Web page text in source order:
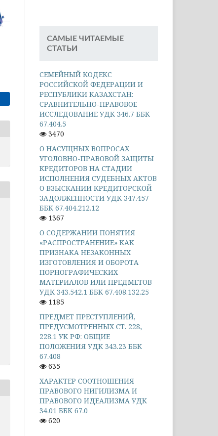
САМЫЕ ЧИТАЕМЫЕ
СТАТЬИ
СЕМЕЙНЫЙ КОДЕКС
РОССИЙСКОЙ ФЕДЕРАЦИИ И
РЕСПУБЛИКИ КАЗАХСТАН:
СРАВНИТЕЛЬНО-ПРАВОВОЕ
ИССЛЕДОВАНИЕ УДК 346.7 ББК
67.404.5
3470
О НАСУЩНЫХ ВОПРОСАХ
УГОЛОВНО-ПРАВОВОЙ ЗАЩИТЫ
КРЕДИТОРОВ НА СТАДИИ
ИСПОЛНЕНИЯ СУДЕБНЫХ АКТОВ
О ВЗЫСКАНИИ КРЕДИТОРСКОЙ
ЗАДОЛЖЕННОСТИ УДК 347.457
ББК 67.404.212.12
1367
О СОДЕРЖАНИИ ПОНЯТИЯ
«РАСПРОСТРАНЕНИЕ» КАК
ПРИЗНАКА НЕЗАКОННЫХ
ИЗГОТОВЛЕНИЯ И ОБОРОТА
ПОРНОГРАФИЧЕСКИХ
МАТЕРИАЛОВ ИЛИ ПРЕДМЕТОВ
УДК 343.542.1 ББК 67.408.132.25
1185
ПРЕДМЕТ ПРЕСТУПЛЕНИЙ,
ПРЕДУСМОТРЕННЫХ СТ. 228,
228.1 УК РФ: ОБЩИЕ
ПОЛОЖЕНИЯ УДК 343.23 ББК
67.408
635
ХАРАКТЕР СООТНОШЕНИЯ
ПРАВОВОГО НИГИЛИЗМА И
ПРАВОВОГО ИДЕАЛИЗМА УДК
34.01 ББК 67.0
620